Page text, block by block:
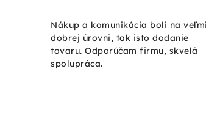
Nákup a komunikácia boli na veľmi
dobrej úrovni, tak isto dodanie
tovaru. Odporúčam firmu, skvelá
spolupráca.